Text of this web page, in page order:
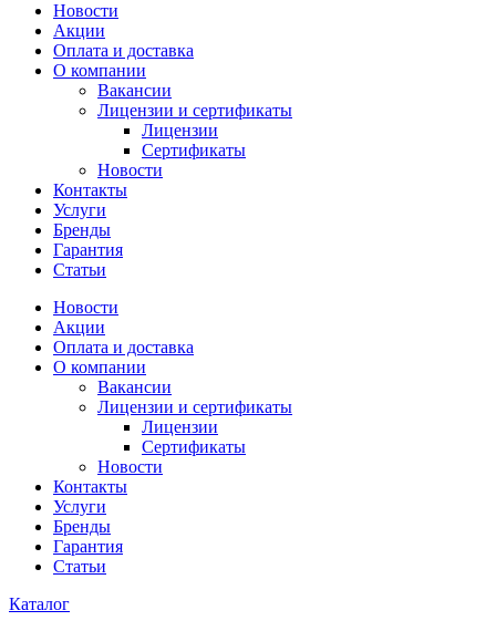
Новости
Акции
Оплата и доставка
О компании
Вакансии
Лицензии и сертификаты
Лицензии
Сертификаты
Новости
Контакты
Услуги
Бренды
Гарантия
Статьи
Новости
Акции
Оплата и доставка
О компании
Вакансии
Лицензии и сертификаты
Лицензии
Сертификаты
Новости
Контакты
Услуги
Бренды
Гарантия
Статьи
Каталог